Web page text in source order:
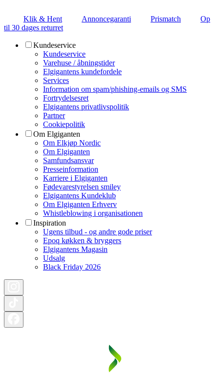
Klik & Hent Annoncegaranti Prismatch
Op
til 30 dages returret
Kundeservice
Kundeservice
Varehuse / åbningstider
Elgigantens kundefordele
Services
Information om spam/phishing-emails og SMS
Fortrydelsesret
Elgigantens privatlivspolitik
Partner
Cookiepolitik
Om Elgiganten
Om Elkjøp Nordic
Om Elgiganten
Samfundsansvar
Presseinformation
Karriere i Elgiganten
Fødevarestyrelsen smiley
Elgigantens Kundeklub
Om Elgiganten Erhverv
Whistleblowing i organisationen
Inspiration
Ugens tilbud - og andre gode priser
Epoq køkken & bryggers
Elgigantens Magasin
Udsalg
Black Friday 2026